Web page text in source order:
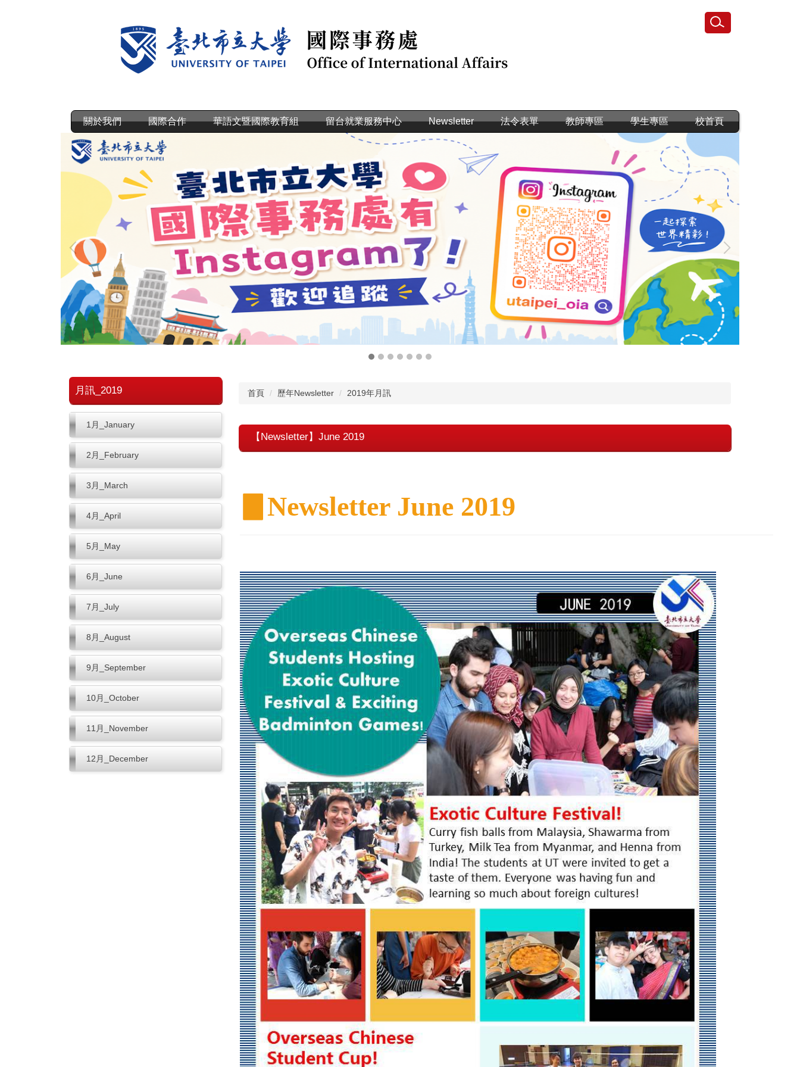
關於我們 國際合作 華語文暨國際教育組 留台就業服務中心 Newsletter 法令表單 教師專區 學生專區 校首頁
月訊_2019
1月_January
2月_February
3月_March
4月_April
5月_May
6月_June
7月_July
8月_August
9月_September
10月_October
11月_November
12月_December
首頁 歷年Newsletter 2019年月訊
【Newsletter】June 2019
Newsletter June 2019